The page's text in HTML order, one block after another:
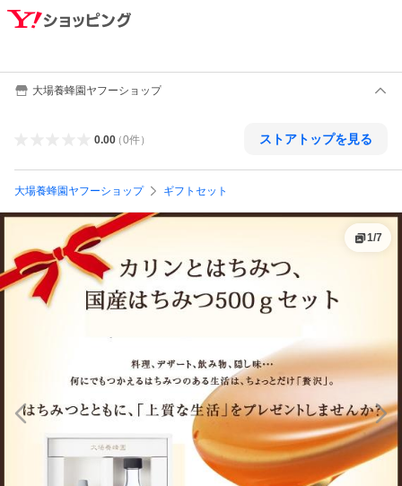
大場養蜂園ヤフーショップ
0.00（0件） ストアトップを見る
大場養蜂園ヤフーショップ ギフトセット
1/7